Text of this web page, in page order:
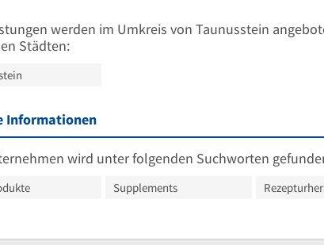
werden im Umkreis von Taunusstein
Städten:
Informationen
wird unter folgenden Suchworten
Supplements